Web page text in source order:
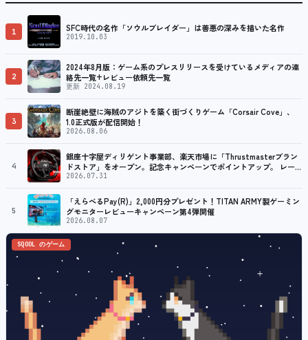
1 SFC時代の名作「ソウルブレイダー」は善悪の深みを描いた名作
2019.10.03
2
2024年8月版：ゲーム系のプレスリリースを受けているメディアの連
絡先一覧+レビュー依頼先一覧
更新 2024.08.19
3
断崖絶壁に海賊のアジトを築く街づくりゲーム「Corsair Cove」、
1.0正式版が配信開始！
2026.08.06
4
銀座十字屋ディリゲント事業部、楽天市場に「Thrustmasterブラン
ドストア」をオープン。記念キャンペーンでポイントアップ。 レーシ
ング／フライトシム向けコントローラーを中心に、幅広くラインナッ
2026.07.31
5
「えらべるPay(R)」2,000円分プレゼント！TITAN ARMY製ゲーミン
グモニターレビューキャンペーン第4弾開催
2026.08.07
SQOOL のゲーム